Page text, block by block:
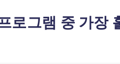
로그램 중 가장